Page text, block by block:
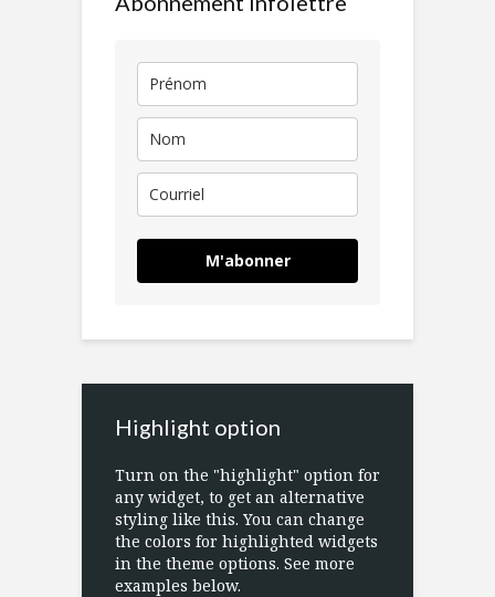
M'abonner
Highlight option
Turn on the "highlight" option for
any widget, to get an alternative
styling like this. You can change
the colors for highlighted widgets
in the theme options. See more
examples below.